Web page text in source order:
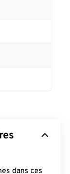
dans ces